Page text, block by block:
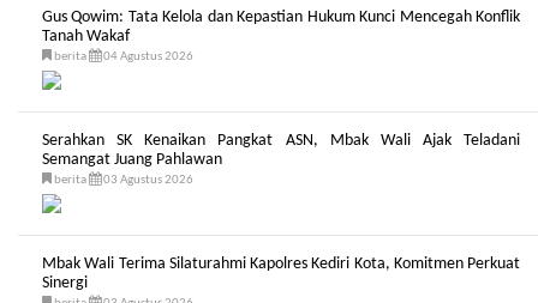
Gus Qowim: Tata Kelola dan Kepastian Hukum Kunci Mencegah Konflik
Tanah Wakaf
berita 04 Agustus 2026
Serahkan SK Kenaikan Pangkat ASN, Mbak Wali Ajak Teladani
Semangat Juang Pahlawan
berita 03 Agustus 2026
Mbak Wali Terima Silaturahmi Kapolres Kediri Kota, Komitmen Perkuat
Sinergi